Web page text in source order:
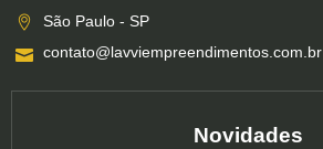
São Paulo - SP
contato@lavviempreendimentos.com.br
Novidades